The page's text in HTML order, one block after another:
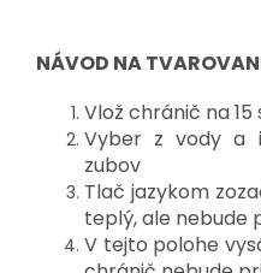
NÁVOD NA
Vlož chránič na
Vyber z vody a
zubov
Tlač jazykom
teplý, ale nebude
V tejto polohe